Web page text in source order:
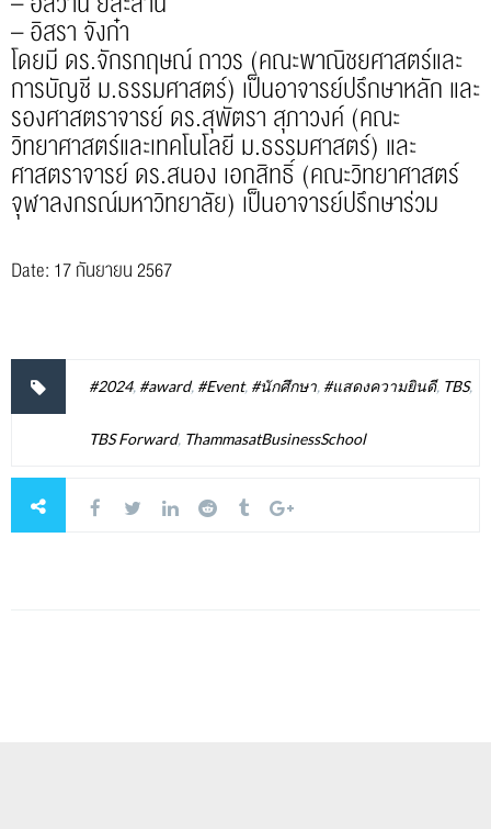
– อิสรา จังก๋า
โดยมี ดร.จักรกฤษณ์ ถาวร (คณะพาณิชยศาสตร์และ
การบัญชี ม.ธรรมศาสตร์) เป็นอาจารย์ปรึกษาหลัก และ
รองศาสตราจารย์ ดร.สุพัตรา สุภาวงค์ (คณะ
วิทยาศาสตร์และเทคโนโลยี ม.ธรรมศาสตร์) และ
ศาสตราจารย์ ดร.สนอง เอกสิทธิ์ (คณะวิทยาศาสตร์
จุฬาลงกรณ์มหาวิทยาลัย) เป็นอาจารย์ปรึกษาร่วม
Date: 17 กันยายน 2567
#2024, #award, #Event, #นักศึกษา, #แสดงความยินดี, TBS,
TBS Forward, ThammasatBusinessSchool